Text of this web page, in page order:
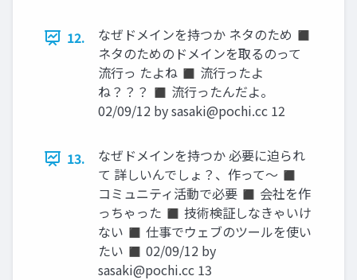
12.
なぜドメインを持つか ネタのため ◼
ネタのためのドメインを取るのって
流行っ たよね ◼ 流行ったよ
ね？？？ ◼ 流行ったんだよ。
02/09/12 bysasaki@pochi.cc 12
13.
なぜドメインを持つか 必要に迫られ
て 詳しいんでしょ？、作って～ ◼
コミュニティ活動で必要 ◼ 会社を作
っちゃった ◼ 技術検証しなきゃいけ
ない ◼ 仕事でウェブのツールを使い
たい ◼ 02/09/12 by
sasaki@pochi.cc 13